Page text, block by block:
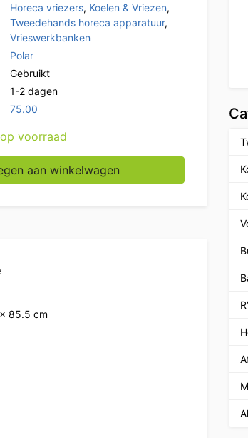
Horeca vriezers, Koelen & Vriezen,
Tweedehands horeca apparatuur,
Vrieswerkbanken
Polar
Gebruikt
1-2 dagen
75.00
voorraad
Vrieswerkbank 136 cm 230V Horeca aantal
aan winkelwagen
85.5 cm